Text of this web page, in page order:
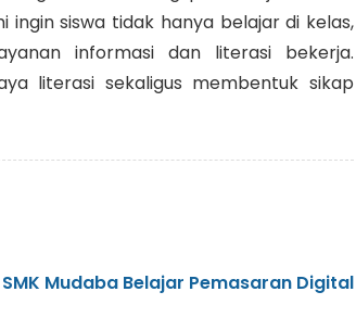
siswa tidak hanya belajar di kelas,
informasi dan literasi bekerja.
literasi sekaligus membentuk sikap
Mudaba Belajar Pemasaran Digital